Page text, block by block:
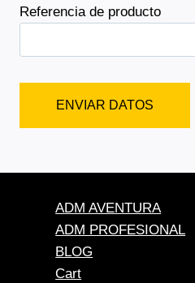
Referencia de producto
ENVIAR DATOS
ADM AVENTURA
ADM PROFESIONAL
BLOG
Cart